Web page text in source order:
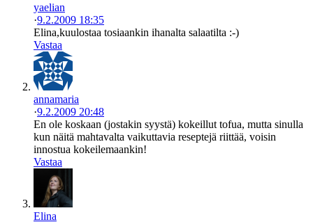
yaelian
·9.2.2009 18:35
Elina,kuulostaa tosiaankin ihanalta salaatilta :-)
Vastaa
annamaria
·9.2.2009 20:48
En ole koskaan (jostakin syystä) kokeillut tofua, mutta sinulla
kun näitä mahtavalta vaikuttavia reseptejä riittää, voisin
innostua kokeilemaankin!
Vastaa
Elina